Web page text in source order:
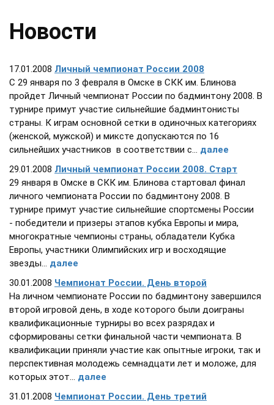
Новости
17.01.2008 Личный чемпионат России 2008
C 29 января по 3 февраля в Омске в СКК им. Блинова
пройдет Личный чемпионат России по бадминтону 2008. В
турнире примут участие сильнейшие бадминтонисты
страны. К играм основной сетки в одиночных категориях
(женской, мужской) и миксте допускаются по 16
сильнейших участников в соответствии с... далее
29.01.2008 Личный чемпионат России 2008. Старт
29 января в Омске в СКК им. Блинова стартовал финал
личного чемпионата России по бадминтону 2008. В
турнире примут участие сильнейшие спортсмены России
- победители и призеры этапов кубка Европы и мира,
многократные чемпионы страны, обладатели Кубка
Европы, участники Олимпийских игр и восходящие
звезды... далее
30.01.2008 Чемпионат России. День второй
На личном чемпионате России по бадминтону завершился
второй игровой день, в ходе которого были доиграны
квалификационные турниры во всех разрядах и
сформированы сетки финальной части чемпионата. В
квалификации приняли участие как опытные игроки, так и
перспективная молодежь семнадцати лет и моложе, для
которых этот... далее
31.01.2008 Чемпионат России. День третий